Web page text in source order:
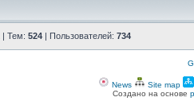
| Тем: 524 | Пользователей: 734
News Site map
Создано на основе